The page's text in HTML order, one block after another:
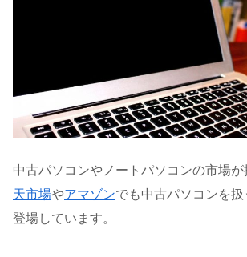
中古パソコンやノートパソコンの市場が
天市場やアマゾンでも中古パソコンを
登場しています。